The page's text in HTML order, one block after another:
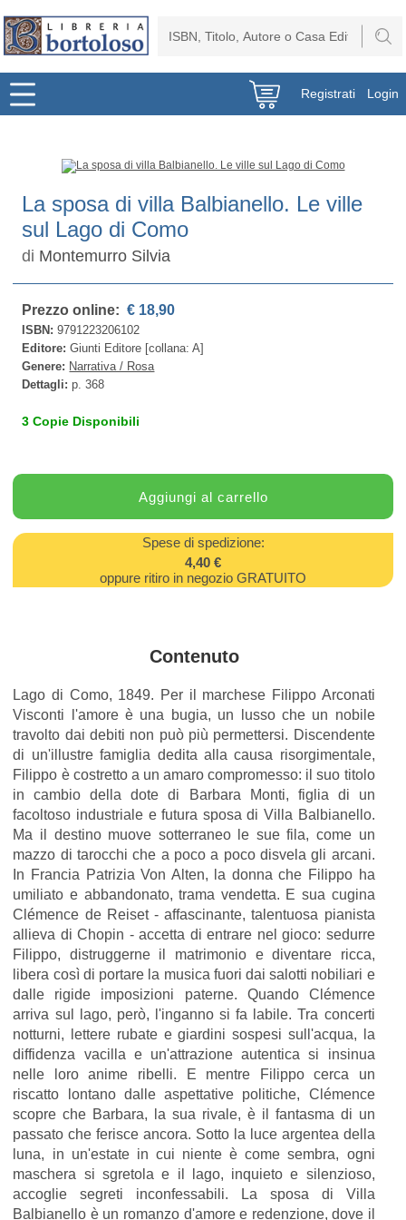
Registrati Login
La sposa di villa Balbianello. Le ville
sul Lago di Como
di Montemurro Silvia
Prezzo online: € 18,90
ISBN:9791223206102
Editore:Giunti Editore [collana: A]
Genere: Narrativa / Rosa
Dettagli:p. 368
3 Copie Disponibili
Spese di spedizione:
4,40 €
oppure ritiro in negozio GRATUITO
Contenuto
Lago di Como, 1849. Per il marchese Filippo Arconati
Visconti l'amore è una bugia, un lusso che un nobile
travolto dai debiti non può più permettersi. Discendente
di un'illustre famiglia dedita alla causa risorgimentale,
Filippo è costretto a un amaro compromesso: il suo titolo
in cambio della dote di Barbara Monti, figlia di un
facoltoso industriale e futura sposa di Villa Balbianello.
Ma il destino muove sotterraneo le sue fila, come un
mazzo di tarocchi che a poco a poco disvela gli arcani.
In Francia Patrizia Von Alten, la donna che Filippo ha
umiliato e abbandonato, trama vendetta. E sua cugina
Clémence de Reiset - affascinante, talentuosa pianista
allieva di Chopin - accetta di entrare nel gioco: sedurre
Filippo, distruggerne il matrimonio e diventare ricca,
libera così di portare la musica fuori dai salotti nobiliari e
dalle rigide imposizioni paterne. Quando Clémence
arriva sul lago, però, l'inganno si fa labile. Tra concerti
notturni, lettere rubate e giardini sospesi sull'acqua, la
diffidenza vacilla e un'attrazione autentica si insinua
nelle loro anime ribelli. E mentre Filippo cerca un
riscatto lontano dalle aspettative politiche, Clémence
scopre che Barbara, la sua rivale, è il fantasma di un
passato che ferisce ancora. Sotto la luce argentea della
luna, in un'estate in cui niente è come sembra, ogni
maschera si sgretola e il lago, inquieto e silenzioso,
accoglie segreti inconfessabili. La sposa di Villa
Balbianello è un romanzo d'amore e redenzione, dove il